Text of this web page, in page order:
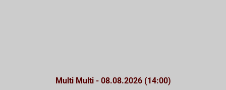
Multi Multi - 08.08.2026 (14:00)